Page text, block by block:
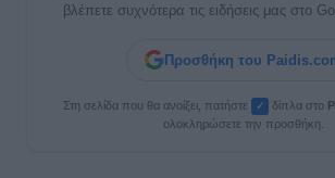
βλέπετε συχνότερα τις ειδήσεις μας στο
Προσθήκη του
Στη σελίδα που θα ανοίξει, πατήστε ✓ δίπλα στο
ολοκληρώσετε την προσθήκη.